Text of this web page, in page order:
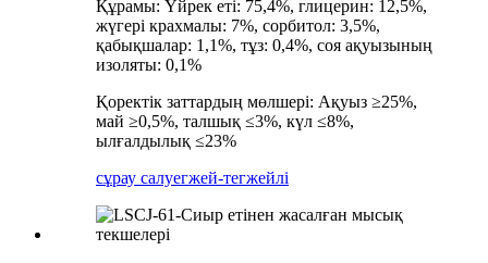
Құрамы: Үйрек еті: 75,4%, глицерин: 12,5%,
жүгері крахмалы: 7%, сорбитол: 3,5%,
қабықшалар: 1,1%, тұз: 0,4%, соя ақуызының
изоляты: 0,1%
Қоректік заттардың мөлшері: Ақуыз ≥25%,
май ≥0,5%, талшық ≤3%, күл ≤8%,
ылғалдылық ≤23%
сұрау салуегжей-тегжейлі